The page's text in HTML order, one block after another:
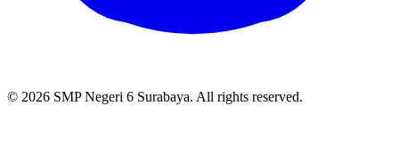
© 2026 SMP Negeri 6 Surabaya. All rights reserved.